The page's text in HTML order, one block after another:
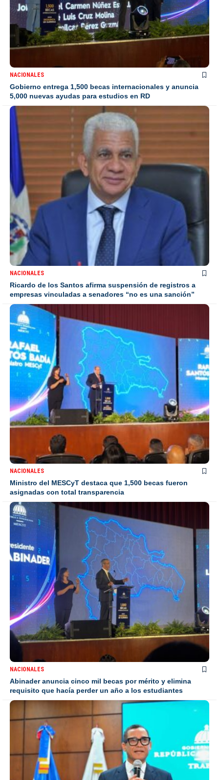
NACIONALES
Gobierno entrega 1,500 becas internacionales y anuncia
5,000 nuevas ayudas para estudios en RD
NACIONALES
Ricardo de los Santos afirma suspensión de registros a
empresas vinculadas a senadores “no es una sanción”
NACIONALES
Ministro del MESCyT destaca que 1,500 becas fueron
asignadas con total transparencia
NACIONALES
Abinader anuncia cinco mil becas por mérito y elimina
requisito que hacía perder un año a los estudiantes